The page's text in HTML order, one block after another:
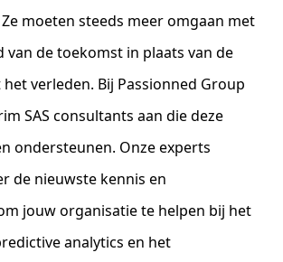
moeten steeds meer omgaan met
van de toekomst in plaats van de
verleden. Bij Passionned Group
SAS consultants aan die deze
ondersteunen. Onze experts
de nieuwste kennis en
jouw organisatie te helpen bij het
analytics en het